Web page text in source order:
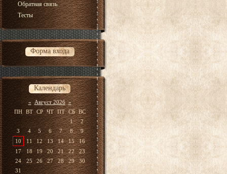
Обратная связь
Тесты
Форма входа
Календарь
« Август 2026 »
ПН ВТ СР ЧТ ПТ СБ ВС
1
2
3
4 5 6 7 8
9
10
11 12 13 14 15
16
17
18 19 20 21 22
23
24
25 26 27 28 29
30
31